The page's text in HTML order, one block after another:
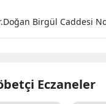
Birgül Caddesi
Eczaneler